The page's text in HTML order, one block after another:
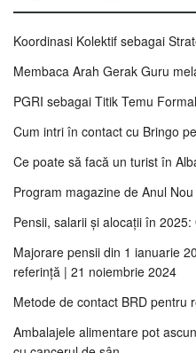
Koordinasi Kolektif sebagai
Membaca Arah Gerak Guru
PGRI sebagai Titik Temu
Cum intri în contact cu Bringo
Ce poate să facă un turist în
Program magazine de Anul
Pensii, salarii și alocații în
Majorare pensii din 1 ianuarie
referință | 21 noiembrie 2024
Metode de contact BRD pentru
Ambalajele alimentare pot